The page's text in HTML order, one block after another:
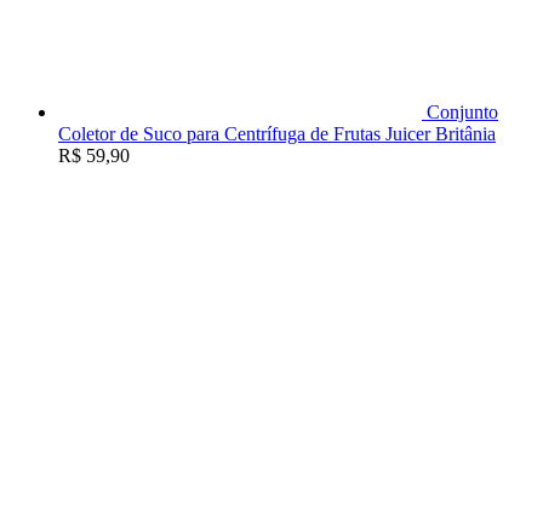
Conjunto
Coletor de Suco para Centrífuga de Frutas Juicer Britânia
R$ 59,90